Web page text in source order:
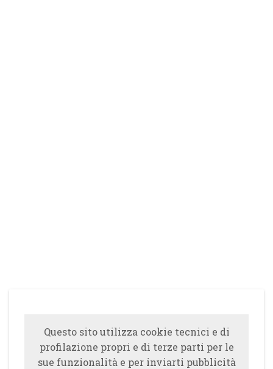
Questo sito utilizza cookie tecnici e di
profilazione propri e di terze parti per le
sue funzionalità e per inviarti pubblicità